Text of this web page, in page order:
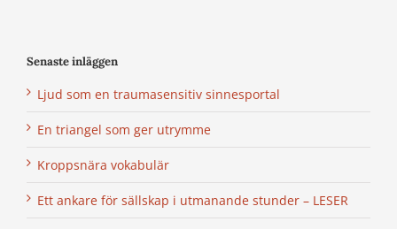
Senaste inläggen
Ljud som en traumasensitiv sinnesportal
En triangel som ger utrymme
Kroppsnära vokabulär
Ett ankare för sällskap i utmanande stunder – LESER